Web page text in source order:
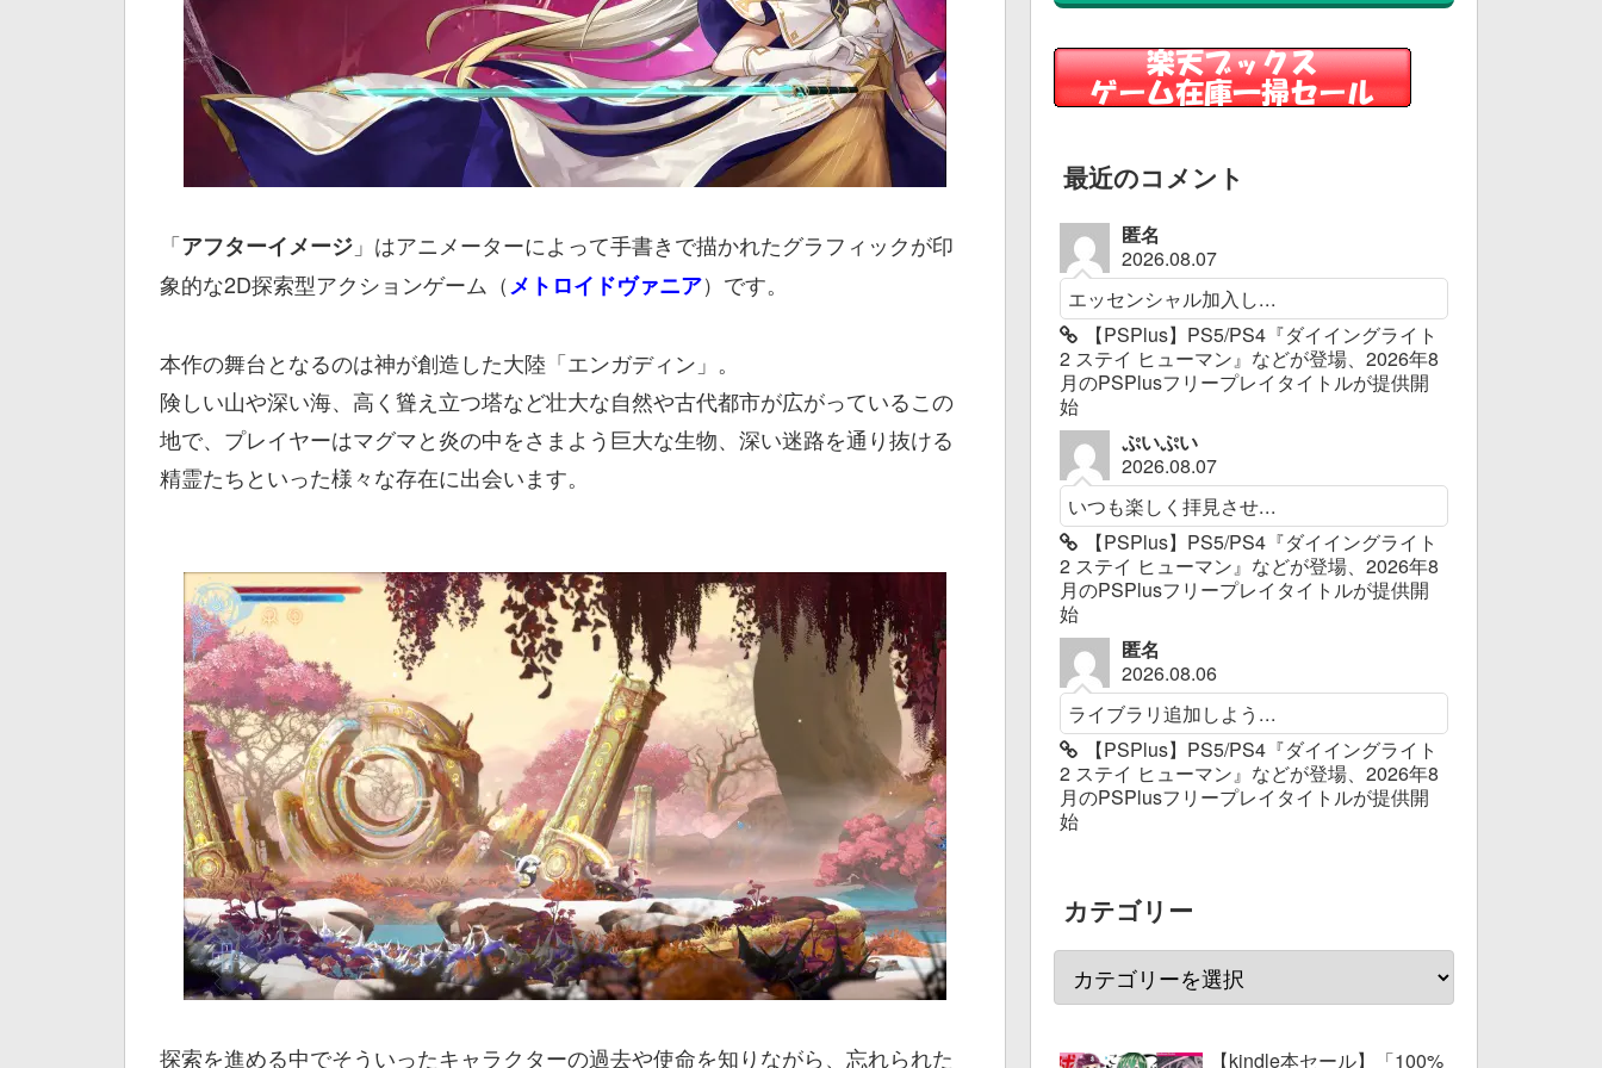
「アフターイメージ 」はアニメーターによって手書きで描かれたグラフィックが印
象的な2D探索型アクションゲーム（メトロイドヴァニア）です。
本作の舞台となるのは神が創造した大陸「エンガディン」。
険しい山や深い海、高く聳え立つ塔など壮大な自然や古代都市が広がっているこの
地で、プレイヤーはマグマと炎の中をさまよう巨大な生物、深い迷路を通り抜ける
精霊たちといった様々な存在に出会います。
探索を進める中でそういったキャラクターの過去や使命を知りながら、忘れられた
最近のコメント
匿名
2026.08.07
エッセンシャル加入し...
【PSPlus】PS5/PS4『ダイイングライト
2 ステイ ヒューマン』などが登場、2026年8
月のPSPlusフリープレイタイトルが提供開
始
ぷいぷい
2026.08.07
いつも楽しく拝見させ...
【PSPlus】PS5/PS4『ダイイングライト
2 ステイ ヒューマン』などが登場、2026年8
月のPSPlusフリープレイタイトルが提供開
始
匿名
2026.08.06
ライブラリ追加しよう...
【PSPlus】PS5/PS4『ダイイングライト
2 ステイ ヒューマン』などが登場、2026年8
月のPSPlusフリープレイタイトルが提供開
始
カテゴリー
【kindle本セール】「100%